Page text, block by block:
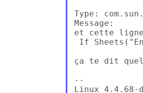
Type:
Message:
et cette
If
ça te dit
--